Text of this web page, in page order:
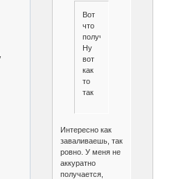
Вот
что
получилось.
Ну
вот
как
то
так
Интересно как
заваливаешь, так
ровно. У меня не
аккуратно
получается,